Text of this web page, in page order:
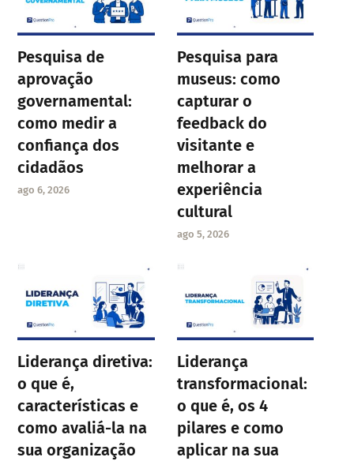
Pesquisa de
aprovação
governamental:
como medir a
confiança dos
cidadãos
ago 6, 2026
Pesquisa para
museus: como
capturar o
feedback do
visitante e
melhorar a
experiência
cultural
ago 5, 2026
Liderança diretiva:
o que é,
características e
como avaliá-la na
sua organização
Liderança
transformacional:
o que é, os 4
pilares e como
aplicar na sua